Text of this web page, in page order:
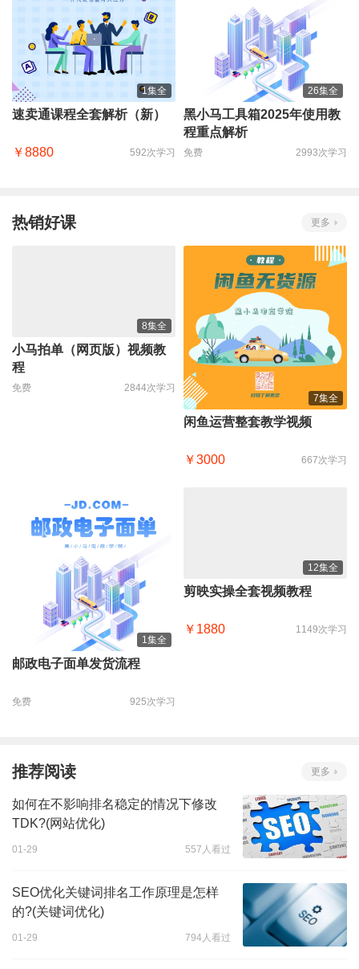
1集全
速卖通课程全套解析（新）
￥8880 592次学习
26集全
黑小马工具箱2025年使用教
程重点解析
免费 2993次学习
热销好课 更多
8集全
小马拍单（网页版）视频教
程
免费
2844次学习
7集全
闲鱼运营整套教学视频
￥3000 667次学习
1集全
邮政电子面单发货流程
免费 925次学习
12集全
剪映实操全套视频教程
￥1880 1149次学习
推荐阅读 更多
如何在不影响排名稳定的情况下修改
TDK?(网站优化)
01-29 557人看过
SEO优化关键词排名工作原理是怎样
的?(关键词优化)
01-29 794人看过